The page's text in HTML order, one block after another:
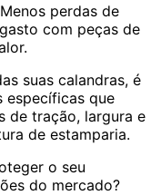
Menos perdas de
com peças de
suas calandras, é
específicas que
de tração, largura e
de estamparia.
o seu
do mercado?